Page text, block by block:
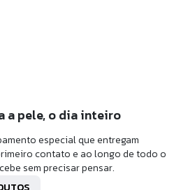
a pele, o dia inteiro
especial que entregam
contato e ao longo de todo o
sem precisar pensar.